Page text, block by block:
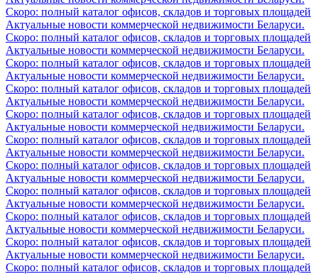
Скоро: полный каталог офисов, складов и торговых площадей
Актуальные новости коммерческой недвижимости Беларуси.
Скоро: полный каталог офисов, складов и торговых площадей
Актуальные новости коммерческой недвижимости Беларуси.
Скоро: полный каталог офисов, складов и торговых площадей
Актуальные новости коммерческой недвижимости Беларуси.
Скоро: полный каталог офисов, складов и торговых площадей
Актуальные новости коммерческой недвижимости Беларуси.
Скоро: полный каталог офисов, складов и торговых площадей
Актуальные новости коммерческой недвижимости Беларуси.
Скоро: полный каталог офисов, складов и торговых площадей
Актуальные новости коммерческой недвижимости Беларуси.
Скоро: полный каталог офисов, складов и торговых площадей
Актуальные новости коммерческой недвижимости Беларуси.
Скоро: полный каталог офисов, складов и торговых площадей
Актуальные новости коммерческой недвижимости Беларуси.
Скоро: полный каталог офисов, складов и торговых площадей
Актуальные новости коммерческой недвижимости Беларуси.
Скоро: полный каталог офисов, складов и торговых площадей
Актуальные новости коммерческой недвижимости Беларуси.
Скоро: полный каталог офисов, складов и торговых площадей